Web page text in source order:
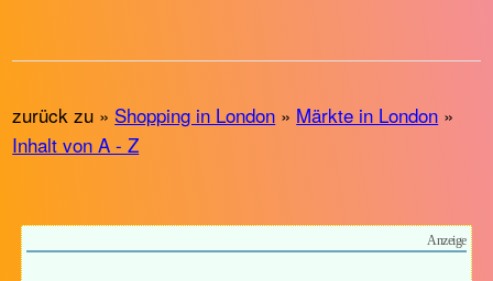
zurück zu » Shopping in London » Märkte in London »
Inhalt von A - Z
Anzeige